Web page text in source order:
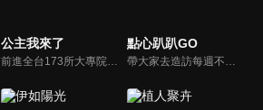
公主我來了
前進全台173所大專院校，新世代最好笑主持陣容，前往各大校園，尋找最美校花公主。為了贏得公主，不擇手段。
點心趴趴GO
帶大家去造訪每週不同主題的點心名店，節目中不只介紹人氣點心，結合周邊的吃喝玩樂，要帶給觀眾除了原本用點心做點心DIY手作樂趣之外，更要結合各商圈讓大家體驗食玩的樂趣